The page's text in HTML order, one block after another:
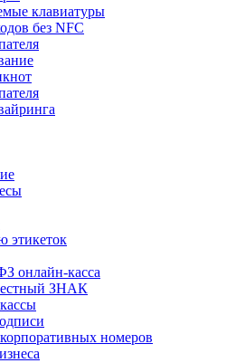
клавиатуры
без NFC
этикеток
онлайн-касса
ЗНАК
номеров